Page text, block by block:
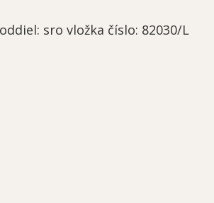
sro vložka číslo: 82030/L